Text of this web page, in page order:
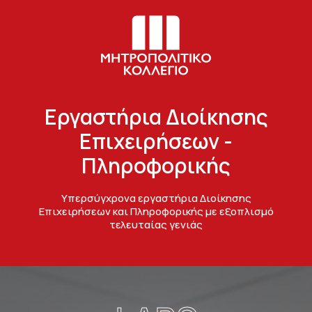
Εργαστήρια Διοίκησης
Επιχειρήσεων -
Πληροφορικής
Υπερσύγχρονα εργαστήρια Διοίκησης
Επιχειρήσεων και Πληροφορικής με εξοπλισμό
τελευταίας γενιάς